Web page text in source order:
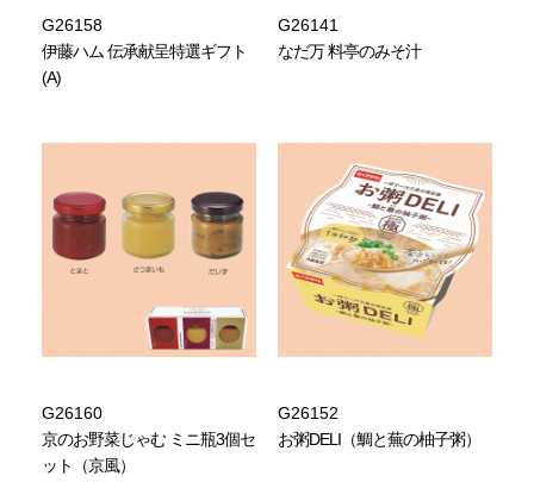
G26158
伊藤ハム 伝承献呈特選ギフト
(A)
G26141
なだ万 料亭のみそ汁
G26160
京のお野菜じゃむ ミニ瓶3個セ
ット（京風）
G26152
お粥DELI（鯛と蕪の柚子粥）